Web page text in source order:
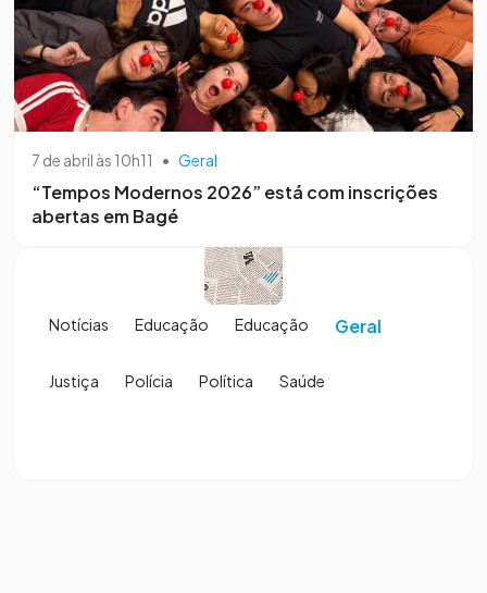
7 de abril às 10h11 • Geral
“Tempos Modernos 2026” está com inscrições
abertas em Bagé
Notícias Educação Educação Geral
Justiça Polícia Política Saúde